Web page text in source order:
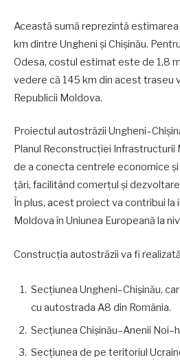
Această sumă reprezintă
km dintre Ungheni și Chișinău.
Odesa, costul estimat este de 1,8
vedere că 145 km din acest traseu
Republicii Moldova.
Proiectul autostrăzii
Planul Reconstrucției Infrastructurii
de a conecta centrele economice
țări, facilitând comerțul și
În plus, acest proiect va contribui la
Moldova în Uniunea Europeană la
Construcția autostrăzii va fi
Secțiunea Ungheni–Chișinău,
cu autostrada A8 din România.
Secțiunea Chișinău–Anenii
Secțiunea de pe teritoriul